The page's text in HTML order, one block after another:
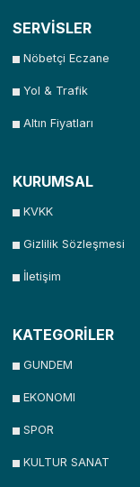
SERVİSLER
Nöbetçi Eczane
Yol & Trafik
Altın Fiyatları
KURUMSAL
KVKK
Gizlilik Sözleşmesi
İletişim
KATEGORİLER
GUNDEM
EKONOMI
SPOR
KULTUR SANAT